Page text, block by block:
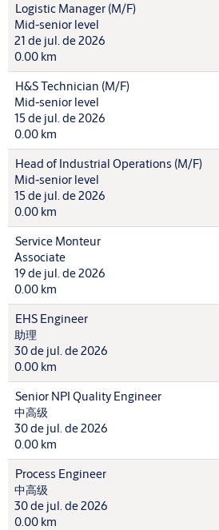
Logistic Manager (M/F)
Mid-senior level
21 de jul. de 2026
0.00 km
H&S Technician (M/F)
Mid-senior level
15 de jul. de 2026
0.00 km
Head of Industrial Operations (M/F)
Mid-senior level
15 de jul. de 2026
0.00 km
Service Monteur
Associate
19 de jul. de 2026
0.00 km
EHS Engineer
助理
30 de jul. de 2026
0.00 km
Senior NPI Quality Engineer
中高级
30 de jul. de 2026
0.00 km
Process Engineer
中高级
30 de jul. de 2026
0.00 km